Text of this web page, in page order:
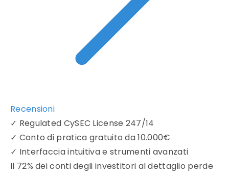
Recensioni
✓ Regulated CySEC License 247/14
✓ Conto di pratica gratuito da 10.000€
✓ Interfaccia intuitiva e strumenti avanzati
Il 72% dei conti degli investitori al dettaglio perde